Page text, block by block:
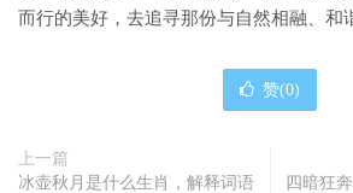
而行的美好，去追寻那份与自然相融、和
赞(0)
上一篇
冰壶秋月是什么生肖，解释词语
四暗狂